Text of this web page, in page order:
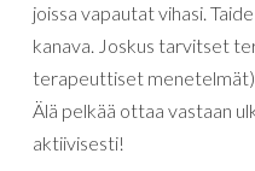
joissa vapautat vihasi. Taide
kanava. Joskus tarvitset
terapeuttiset menetelmät)
Älä pelkää ottaa vastaan
aktiivisesti!